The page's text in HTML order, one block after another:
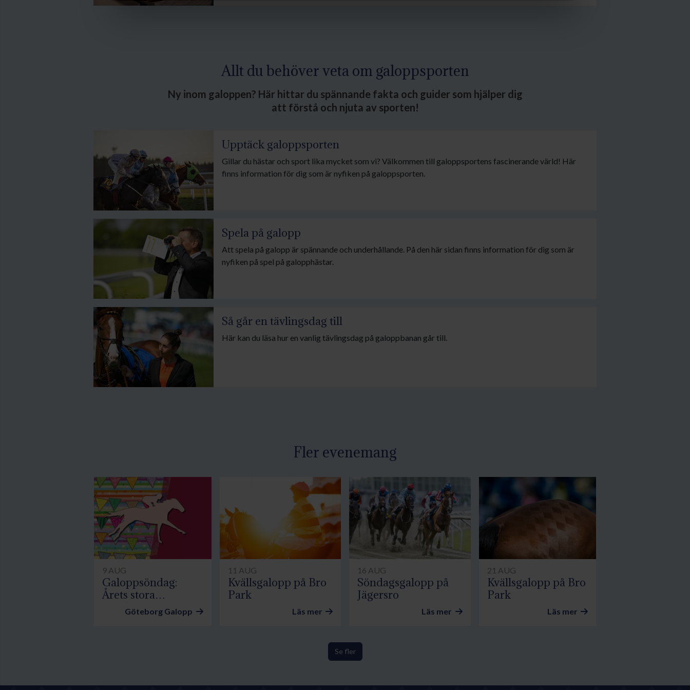
Allt du behöver veta om galoppsporten
Ny inom galoppen? Här hittar du spännande fakta och guider som hjälper dig
att förstå och njuta av sporten!
Upptäck galoppsporten
Gillar du hästar och sport lika mycket som vi? Välkommen till galoppsportens fascinerande värld! Här
finns information för dig som är nyfiken på galoppsporten.
Spela på galopp
Att spela på galopp är spännande och underhållande. På den här sidan finns information för dig som är
nyfiken på spel på galopphästar.
Så går en tävlingsdag till
Här kan du läsa hur en vanlig tävlingsdag på galoppbanan går till.
Fler evenemang
9 AUG
Galoppsöndag:
Årets stora
familjedag
Göteborg Galopp
11 AUG
Kvällsgalopp på Bro
Park
Läs mer
16 AUG
Söndagsgalopp på
Jägersro
Läs mer
21 AUG
Kvällsgalopp på Bro
Park
Läs mer
Se fler